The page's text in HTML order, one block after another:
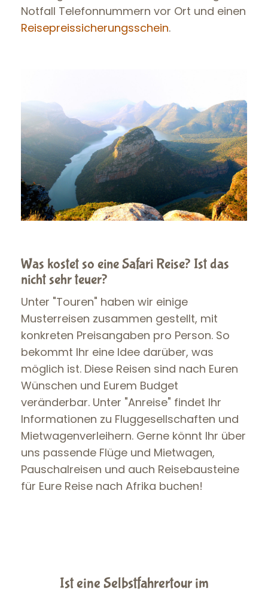
Notfall Telefonnummern vor Ort und einen
Reisepreissicherungsschein.
Was kostet so eine Safari Reise? Ist das
nicht sehr teuer?
Unter "Touren" haben wir einige
Musterreisen zusammen gestellt, mit
konkreten Preisangaben pro Person. So
bekommt Ihr eine Idee darüber, was
möglich ist. Diese Reisen sind nach Euren
Wünschen und Eurem Budget
veränderbar. Unter "Anreise" findet Ihr
Informationen zu Fluggesellschaften und
Mietwagenverleihern. Gerne könnt Ihr über
uns passende Flüge und Mietwagen,
Pauschalreisen und auch Reisebausteine
für Eure Reise nach Afrika buchen!
Ist eine Selbstfahrertour im